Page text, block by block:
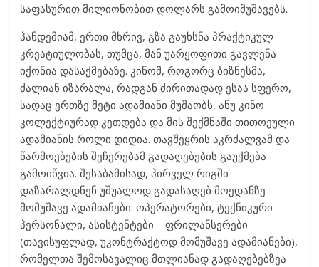
საფასურით მილიონობით დოლარს გამოიმუშავებს.
პანდემიამ, ერთი მხრივ, გზა გაუხსნა პრაქტიკულ
კრეატიულობას, თუმცა, მან უარყოფითი გავლენა
იქონია დასაქმებაზე. კინომ, როგორც ბიზნესმა,
ძალიან იზარალა, რადგან ძირითადად ესაა სფერო,
სადაც ერთზე მეტი ადამიანი მუშაობს, ანუ კინო
კოლექტიურად კეთდება და მის შექმნაში თითოეული
ადამიანის როლი დიდია. თავშეყრის აკრძალვამ და
წარმოებების შეჩერებამ გადაღებების გაუქმება
გამოიწვია. შესაბამისად, პირველ რიგში
დაზარალდნენ უშუალოდ გადასაღებ მოედანზე
მომუშავე ადამიანები: ოპერატორები, ტექნიკური
პერსონალი, ასისტენტები – ფრილანსერები
(თავისუფლად, უკონტრაქტოდ მომუშავე ადამიანები),
რომელთა შემოსავალიც მთლიანად გადაღებებზეა